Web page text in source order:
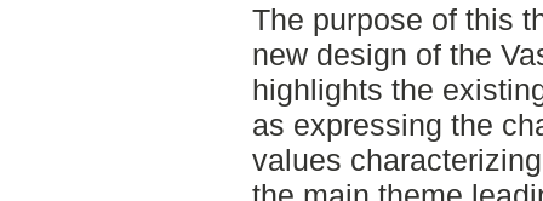
The purpose of this
new design of the
highlights the
as expressing the
values